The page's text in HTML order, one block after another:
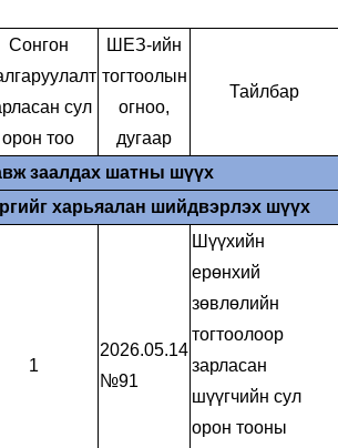
Сонгон
сул
орон тоо
ШЕЗ-ийн
тогтоолын
огноо,
дугаар
Тайлбар
заалдах шатны шүүх
харьяалан шийдвэрлэх шүүх
2026.05.14
№91
Шүүхийн
ерөнхий
зөвлөлийн
тогтоолоор
зарласан
шүүгчийн сул
орон тооны